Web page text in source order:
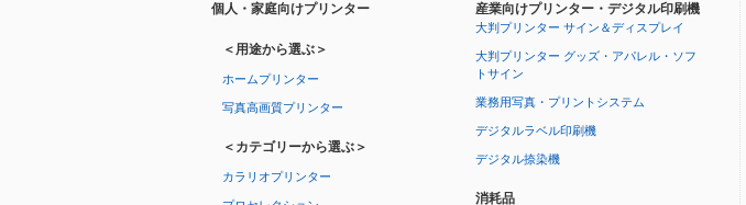
個人・家庭向けプリンター
＜用途から選ぶ＞
ホームプリンター
写真高画質プリンター
＜カテゴリーから選ぶ＞
カラリオプリンター
産業向けプリンター・デジタル印刷機
大判プリンター サイン＆ディスプレイ
大判プリンター グッズ・アパレル・ソフ
トサイン
業務用写真・プリントシステム
デジタルラベル印刷機
デジタル捺染機
消耗品